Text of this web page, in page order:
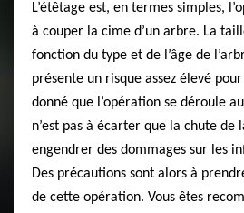
L’étêtage est, en termes simples,
à couper la cime d’un arbre. La
fonction du type et de l’âge de
présente un risque assez élevé
donné que l’opération se déroule
n’est pas à écarter que la chute de
engendrer des dommages sur les
Des précautions sont alors à
de cette opération. Vous êtes